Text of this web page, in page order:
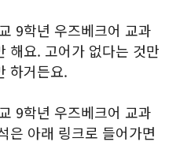
9학년 우즈베크어 교과
해요. 고어가 없다는 것만
하거든요.
9학년 우즈베크어 교과
은 아래 링크로 들어가면